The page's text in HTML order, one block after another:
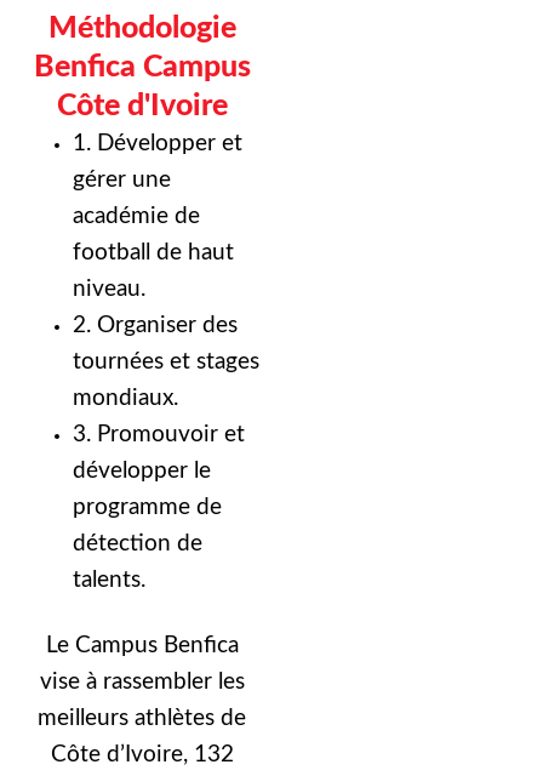
Méthodologie
Benfica Campus
Côte d'Ivoire
1. Développer et
gérer une
académie de
football de haut
niveau.
2. Organiser des
tournées et stages
mondiaux.
3. Promouvoir et
développer le
programme de
détection de
talents.
Le Campus Benfica
vise à rassembler les
meilleurs athlètes de
Côte d’Ivoire, 132